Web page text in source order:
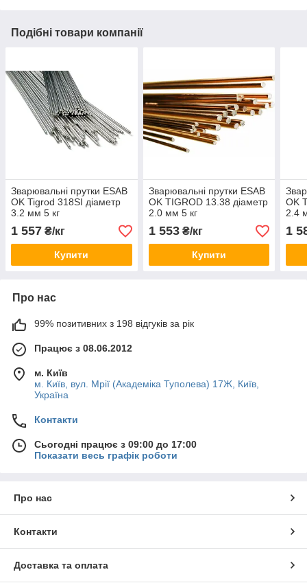
Подібні товари компанії
Зварювальні прутки ESAB
OK Tigrod 318SI діаметр
3.2 мм 5 кг
1 557 ₴/кг
Купити
Зварювальні прутки ESAB
OK TIGROD 13.38 діаметр
2.0 мм 5 кг
1 553₴/кг
Купити
OK
2.4
1
Про нас
99% позитивних з 198 відгуків за рік
Працює з 08.06.2012
м. Київ
м. Київ, вул. Мрії (Академіка Туполева) 17Ж, Київ,
Україна
Контакти
Сьогодні працює з 09:00 до 17:00
Показати весь графік роботи
Про нас
Контакти
Доставка та оплата